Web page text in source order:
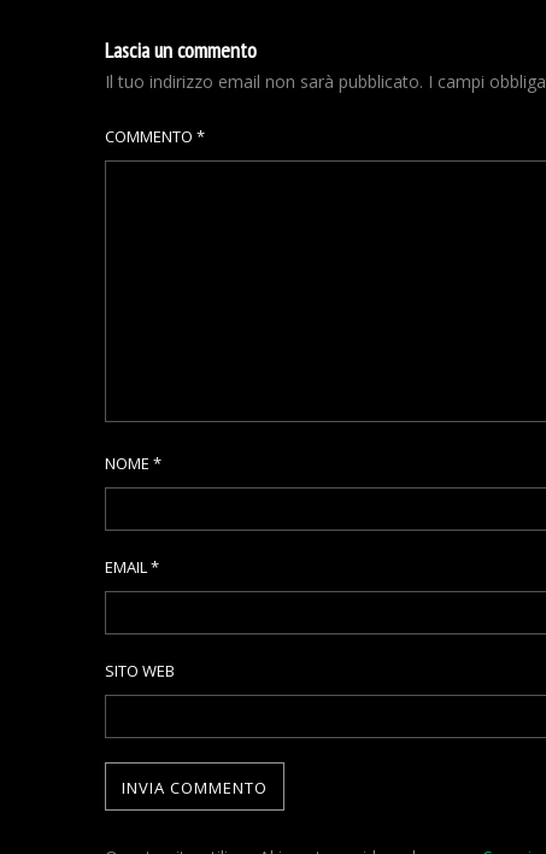
Lascia un commento
Il tuo indirizzo email non sarà pubblicato. I campi
COMMENTO *
NOME *
EMAIL*
SITO WEB